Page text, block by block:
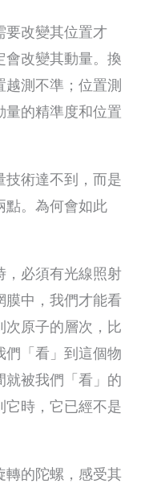
要改變其位置才
會改變其動量。換
越測不準；位置測
量的精準度和位置
技術達不到，而是
點。為何會如此
，必須有光線照射
膜中，我們才能看
次原子的層次，比
們「看」到這個物
就被我們「看」的
它時，它已經不是
轉的陀螺，感受其